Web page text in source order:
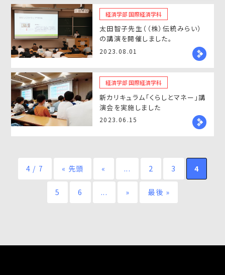
経済学部 国際経済学科
太田智子先生（（株）伝統みらい）
の講演を開催しました。
2023.08.01
経済学部 国際経済学科
新カリキュラム「くらしとマネー」講
演会を実施しました
2023.06.15
4 / 7 « 先頭 « ... 2 3 4
5 6 ... » 最後 »